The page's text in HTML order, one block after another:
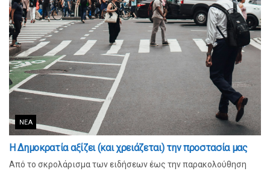
ΝΈΑ
Η Δημοκρατία αξίζει (και χρειάζεται) την προστασία μας
Από το σκρολάρισμα των ειδήσεων έως την παρακολούθηση